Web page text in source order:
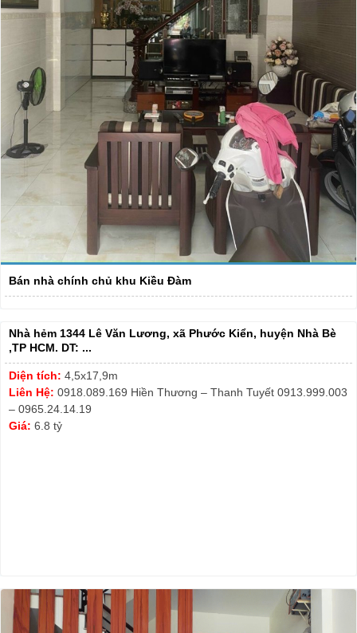
Bán nhà chính chủ khu Kiều Đàm
Nhà hẻm 1344 Lê Văn Lương, xã Phước Kiển, huyện Nhà Bè
,TP HCM. DT: ...
Diện tích: 4,5x17,9m
Liên Hệ: 0918.089.169 Hiền Thương – Thanh Tuyết 0913.999.003
– 0965.24.14.19
Giá: 6.8 tỷ